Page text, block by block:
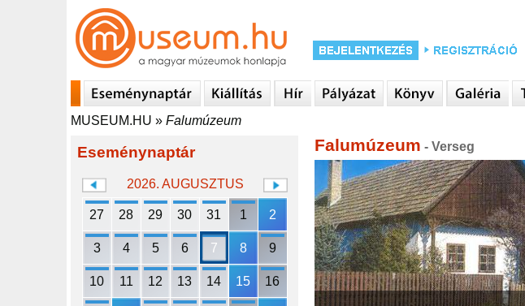
MUSEUM.HU » Falumúzeum
Eseménynaptár
2026. AUGUSZTUS
27 28 29 30 31 1 2
3 4 5 6 7 8 9
10 11 12 13 14 15 16
Falumúzeum - Verseg